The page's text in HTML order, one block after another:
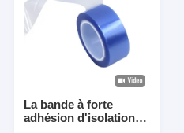
La bande à forte
adhésion d'isolation